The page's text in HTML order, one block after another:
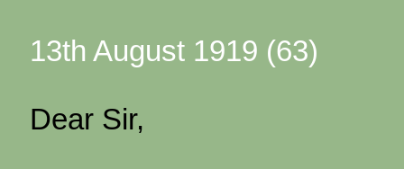
13th August 1919 (63)
Dear Sir,